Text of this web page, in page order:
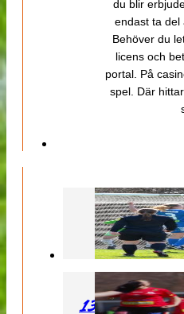
du blir
endast ta del
Behöver du
licens och
portal. På
spel. Där
130427 LB 07